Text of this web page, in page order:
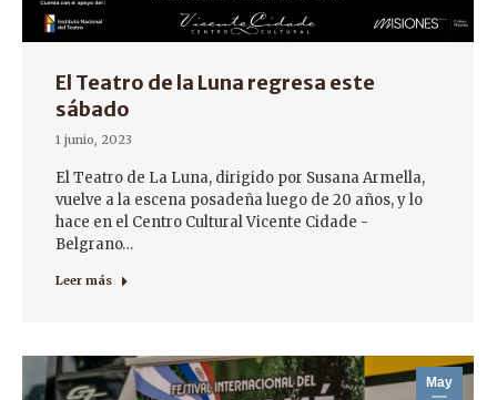
El Teatro de la Luna regresa este
sábado
1 junio, 2023
El Teatro de La Luna, dirigido por Susana Armella,
vuelve a la escena posadeña luego de 20 años, y lo
hace en el Centro Cultural Vicente Cidade -
Belgrano…
Leer más
May